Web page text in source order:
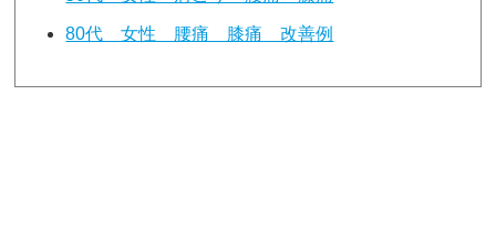
80代 女性 腰痛 膝痛 改善例